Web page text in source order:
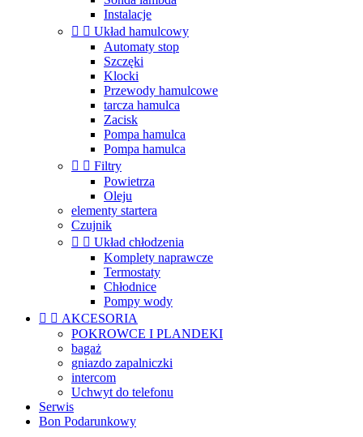
Instalacje
  Układ hamulcowy
Automaty stop
Szczęki
Klocki
Przewody hamulcowe
tarcza hamulca
Zacisk
Pompa hamulca
Pompa hamulca
  Filtry
Powietrza
Oleju
elementy startera
Czujnik
  Układ chłodzenia
Komplety naprawcze
Termostaty
Chłodnice
Pompy wody
  AKCESORIA
POKROWCE I PLANDEKI
bagaż
gniazdo zapalniczki
intercom
Uchwyt do telefonu
Serwis
Bon Podarunkowy